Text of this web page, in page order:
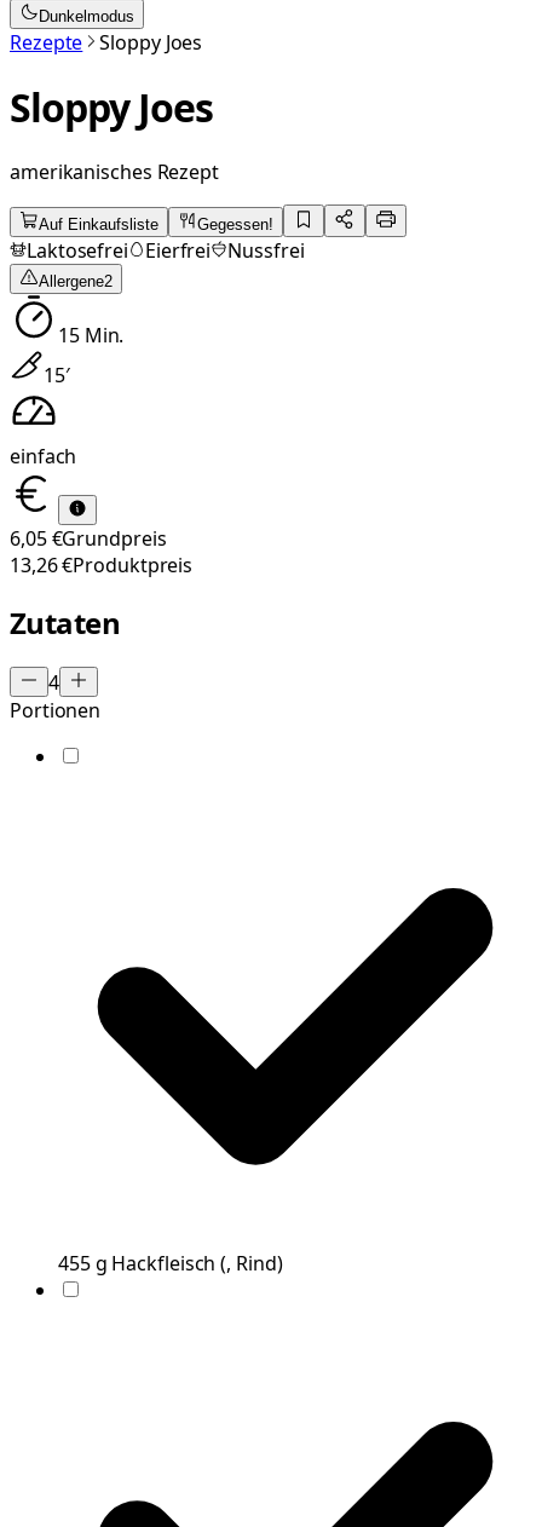
Dunkelmodus
Rezepte Sloppy Joes
Sloppy Joes
amerikanisches Rezept
Auf Einkaufsliste Gegessen!
Laktosefrei Eierfrei Nussfrei
Allergene2
15Min.
15′
einfach
6,05 €Grundpreis
13,26 €Produktpreis
Zutaten
4
Portionen
455g Hackfleisch (, Rind)